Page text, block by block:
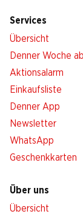
Services
Übersicht
Denner Woche
Aktionsalarm
Einkaufsliste
Denner App
Newsletter
WhatsApp
Geschenkkarten
Über uns
Übersicht